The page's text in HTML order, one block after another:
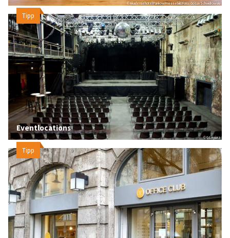
© Akademiehotel Pankow Pressebild:Foto: Go Lux Schwidrowski
Tipp
© G.Lepiarz
Eventlocations
Tipp